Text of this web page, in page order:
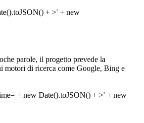
parole, il progetto prevede la
motori di ricerca come Google, Bing e